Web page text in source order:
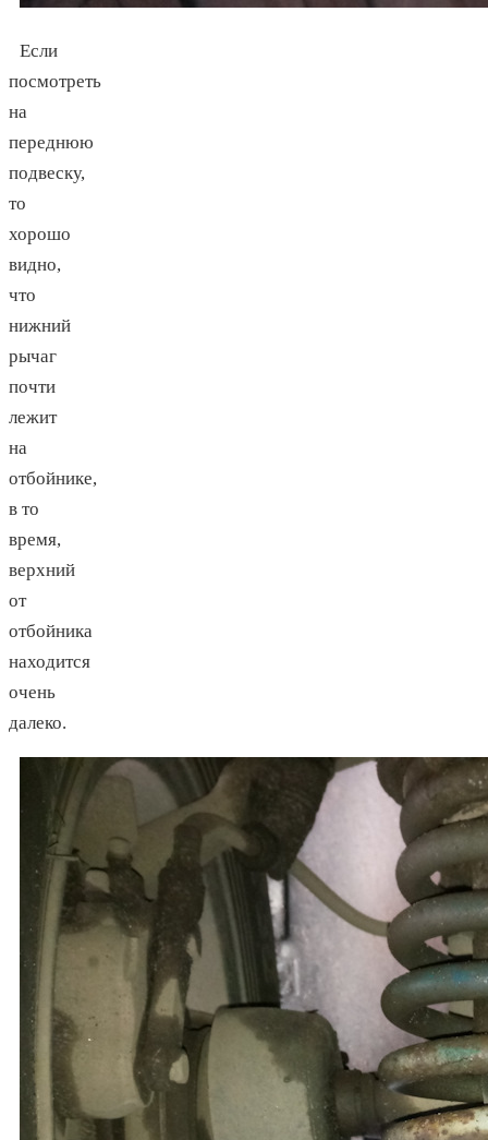
Если
посмотреть
на
переднюю
подвеску,
то
хорошо
видно,
что
нижний
рычаг
почти
лежит
на
отбойнике,
в то
время,
верхний
от
отбойника
находится
очень
далеко.